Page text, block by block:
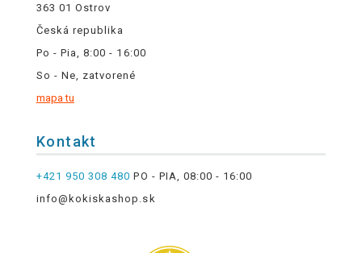
363 01 Ostrov
Česká republika
Po - Pia, 8:00 - 16:00
So - Ne, zatvorené
mapa tu
Kontakt
+421 950 308 480 PO - PIA, 08:00 - 16:00
info@kokiskashop.sk